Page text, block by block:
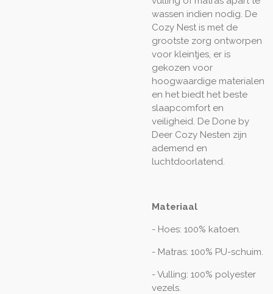
wassen indien nodig. De
Cozy Nest is met de
grootste zorg ontworpen
voor kleintjes, er is
gekozen voor
hoogwaardige materialen
en het biedt het beste
slaapcomfort en
veiligheid. De Done by
Deer Cozy Nesten zijn
ademend en
luchtdoorlatend.
Materiaal
- Hoes: 100% katoen.
- Matras: 100% PU-schuim.
- Vulling: 100% polyester
vezels.